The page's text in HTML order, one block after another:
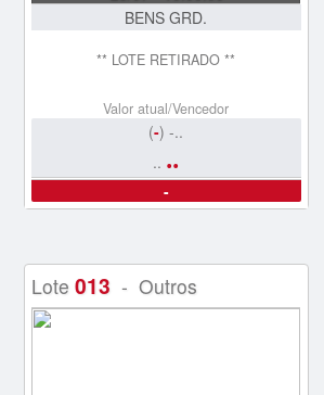
BENS GRD.
** LOTE RETIRADO **
Valor atual/Vencedor
(-) -..
.. ..
-
Lote 013 - Outros